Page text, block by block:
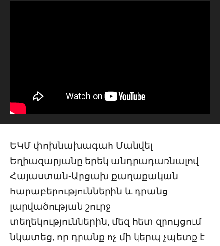
ԵԿՄ փոխնախագահ Մանվել
Եղիազարյանը երեկ անդրադառնալով
Հայաստան-Արցախ քաղաքական
հարաբերություններին և դրանց
լարվածության շուրջ
տեղեկություններին, մեզ հետ զրույցում
նկատեց, որ դրանք ոչ մի կերպ չպետք է